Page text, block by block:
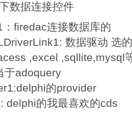
数据连接控件
firedac连接数据库的
数据驱动 选
,excel ,sqllite,mysql
adoquery
的provider
的我最喜欢的cds